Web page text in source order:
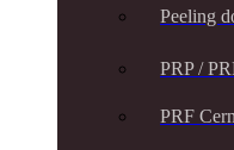
Peeling
PRP /
PRF